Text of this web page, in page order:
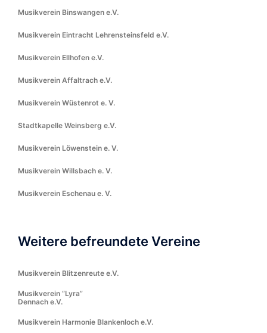
Musikverein Binswangen e.V.
Musikverein Eintracht Lehrensteinsfeld e.V.
Musikverein Ellhofen e.V.
Musikverein Affaltrach e.V.
Musikverein Wüstenrot e. V.
Stadtkapelle Weinsberg e.V.
Musikverein Löwenstein e. V.
Musikverein Willsbach e. V.
Musikverein Eschenau e. V.
Weitere befreundete Vereine
Musikverein Blitzenreute e.V.
Musikverein “Lyra”
Dennach e.V.
Musikverein Harmonie Blankenloch e.V.